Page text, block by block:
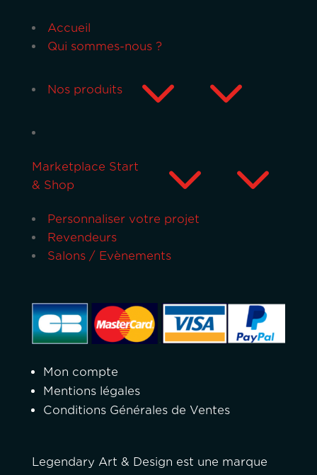
Accueil
Qui sommes-nous ?
Nos produits 3
Marketplace Start
& Shop
3
Personnaliser votre projet
Revendeurs
Salons / Evènements
Mon compte
Mentions légales
Conditions Générales de Ventes
Legendary Art & Design est une marque